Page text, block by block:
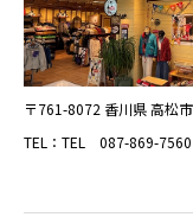
〒761-8072 香川県 高松
TEL：TEL 087-869-